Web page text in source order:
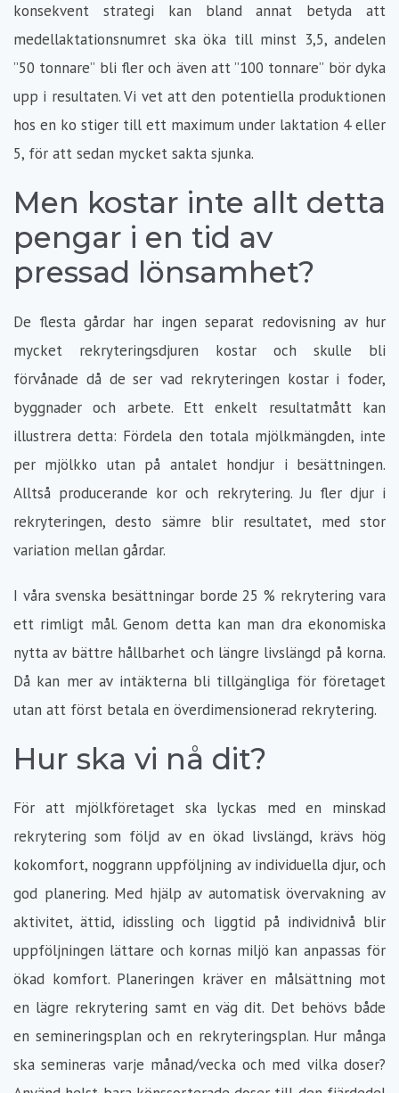
konsekvent strategi kan bland annat betyda att
medellaktationsnumret ska öka till minst 3,5, andelen
”50 tonnare” bli fler och även att ”100 tonnare” bör dyka
upp i resultaten. Vi vet att den potentiella produktionen
hos en ko stiger till ett maximum under laktation 4 eller
5, för att sedan mycket sakta sjunka.
Men kostar inte allt detta
pengar i en tid av
pressad lönsamhet?
De flesta gårdar har ingen separat redovisning av hur
mycket rekryteringsdjuren kostar och skulle bli
förvånade då de ser vad rekryteringen kostar i foder,
byggnader och arbete. Ett enkelt resultatmått kan
illustrera detta: Fördela den totala mjölkmängden, inte
per mjölkko utan på antalet hondjur i besättningen.
Alltså producerande kor och rekrytering. Ju fler djur i
rekryteringen, desto sämre blir resultatet, med stor
variation mellan gårdar.
I våra svenska besättningar borde 25 % rekrytering vara
ett rimligt mål. Genom detta kan man dra ekonomiska
nytta av bättre hållbarhet och längre livslängd på korna.
Då kan mer av intäkterna bli tillgängliga för företaget
utan att först betala en överdimensionerad rekrytering.
Hur ska vi nå dit?
För att mjölkföretaget ska lyckas med en minskad
rekrytering som följd av en ökad livslängd, krävs hög
kokomfort, noggrann uppföljning av individuella djur, och
god planering. Med hjälp av automatisk övervakning av
aktivitet, ättid, idissling och liggtid på individnivå blir
uppföljningen lättare och kornas miljö kan anpassas för
ökad komfort. Planeringen kräver en målsättning mot
en lägre rekrytering samt en väg dit. Det behövs både
en semineringsplan och en rekryteringsplan. Hur många
ska semineras varje månad/vecka och med vilka doser?